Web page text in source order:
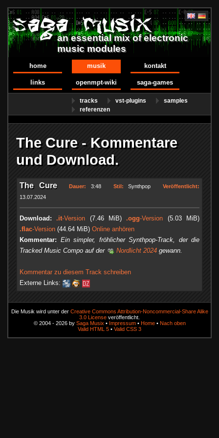
an essential mix of electronic
music modules
home musik kontakt
links openmpt-wiki saga-games
tracks vst-plugins
samples
referenzen
The Cure - Kommentare
und Download.
The Cure Dauer: 3:48 Stil: Synthpop
Veröffentlicht:
13.07.2024
Download: .it-Version (7.46 MiB).ogg-Version (5.03 MiB)
.flac-Version (44.64 MiB) Online anhören
Kommentar: Ein simpler, fröhlicher Synthpop-Track, der die
Tracked Music Compo auf der
Nordlicht 2024 gewann.
Kommentar zu diesem Track schreiben
Externe Links:
Die Musik wird unter der Creative Commons Attribution-Noncommercial-Share Alike
3.0 License veröffentlicht.
© 2004 - 2026 by Saga Musix • Impressum• Home• Nach oben
Valid HTML 5 • Valid CSS 3